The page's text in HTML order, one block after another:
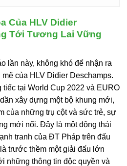
Của HLV Didier
Tới Tương Lai Vững
lần này, không khó để nhận ra
của HLV Didier Deschamps.
tại World Cup 2022 và EURO
xây dựng một bộ khung mới,
của những trụ cột và sức trẻ, sự
mới nổi. Đây là một động thái
tranh của ĐT Pháp trên đấu
trước thềm một giải đấu lớn
những thông tin độc quyền và